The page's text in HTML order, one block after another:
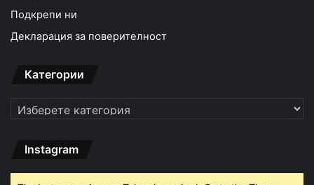
Подкрепи ни
Декларация за поверителност
Категории
Категории
Instagram